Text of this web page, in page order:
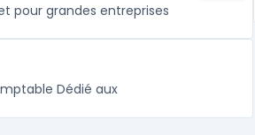
pour grandes entreprises
Dédié aux